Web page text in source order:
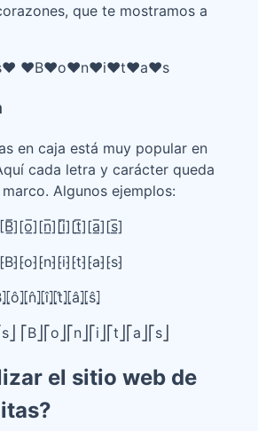
que te mostramos a
♥B♥o♥n♥i♥t♥a♥s
en caja está muy popular en
cada letra y carácter queda
Algunos ejemplos:
⎡B⎦⎡o⎦⎡n⎦⎡i⎦⎡t⎦⎡a⎦⎡s⎦
el sitio web de